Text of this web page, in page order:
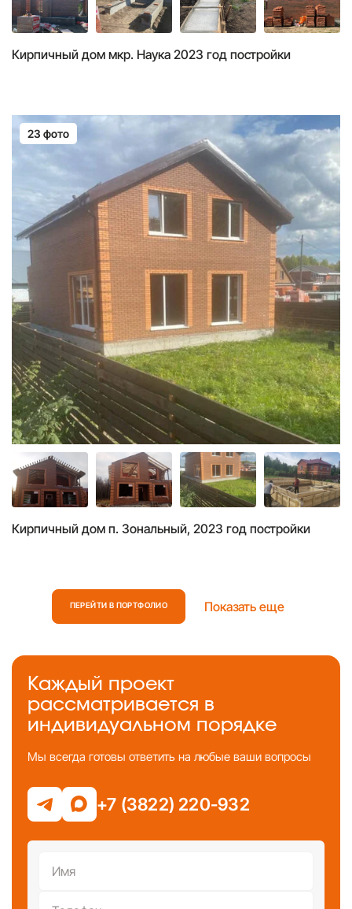
Кирпичный дом мкр. Наука 2023 год постройки
23
Кирпичный дом п. Зональный, 2023 год постройки
ПЕРЕЙТИ В ПОРТФОЛИО Показать еще
Каждый проект
рассматривается в
индивидуальном порядке
Мы всегда готовы ответить на любые ваши вопросы
+7 (3822) 220-932